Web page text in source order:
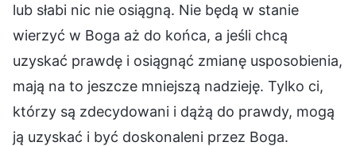
lub słabi nic nie osiągną. Nie będą w stanie
wierzyć w Boga aż do końca, a jeśli chcą
uzyskać prawdę i osiągnąć zmianę usposobienia,
mają na to jeszcze mniejszą nadzieję. Tylko ci,
którzy są zdecydowani i dążą do prawdy, mogą
ją uzyskać i być doskonaleni przez Boga.